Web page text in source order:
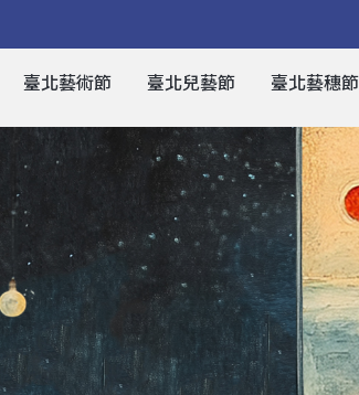
臺北藝術節 臺北兒藝節 臺北藝穗節